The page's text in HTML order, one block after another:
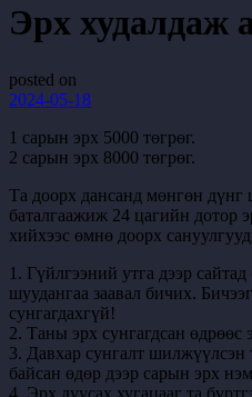
Эрх худалдаж
posted on
2024-05-18
1 сарын эрх 5000 төгрөг.
2 сарын эрх 8000 төгрөг.
Та доорх дансанд мөнгөн
баталгаажиж 24 цагийн дотор
хийхээс өмнө доорх
1. Гүйлгээний утга дээр
шуудангаа заавал бичих.
сунгагдахгүй!
2. Таны эрх сунгагдсан өдрөөс
3. Давхар сунгалт шилжүүлсэн
байсан өдөр дээр сарын эрх